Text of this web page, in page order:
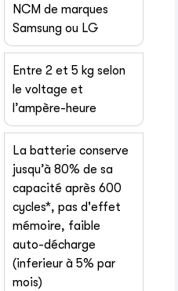
NCM de marques
Samsung ou LG
Entre 2 et 5 kg selon
le voltage et
l’ampère-heure
La batterie conserve
jusqu’à 80% de sa
capacité après 600
cycles*, pas d'effet
mémoire, faible
auto-décharge
(inferieur à 5% par
mois)